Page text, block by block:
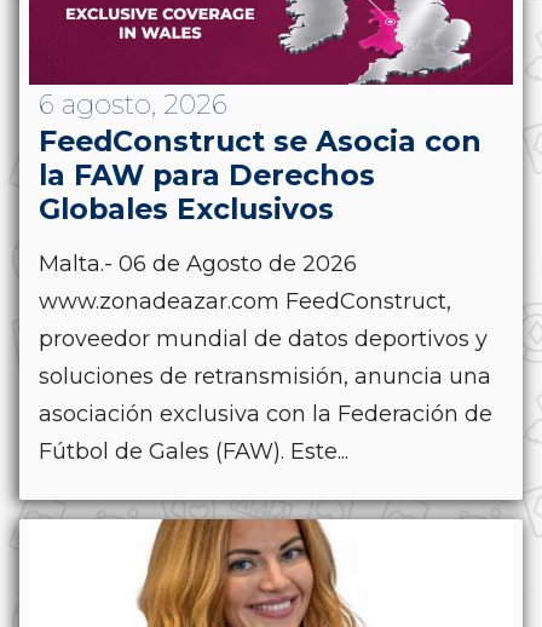
6 agosto, 2026
FeedConstruct se Asocia con
la FAW para Derechos
Globales Exclusivos
Malta.- 06 de Agosto de 2026
www.zonadeazar.com FeedConstruct,
proveedor mundial de datos deportivos y
soluciones de retransmisión, anuncia una
asociación exclusiva con la Federación de
Fútbol de Gales (FAW). Este...